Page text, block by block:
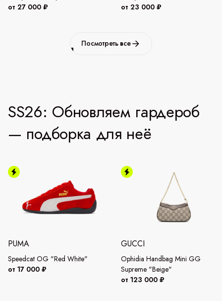
от 27 000 ₽
от 23 000 ₽
Посмотреть все
SS26: Обновляем гардероб
— подборка для неё
PUMA
Speedcat OG "Red White"
от 17 000 ₽
GUCCI
Ophidia Handbag Mini GG
Supreme "Beige"
от 123 000 ₽